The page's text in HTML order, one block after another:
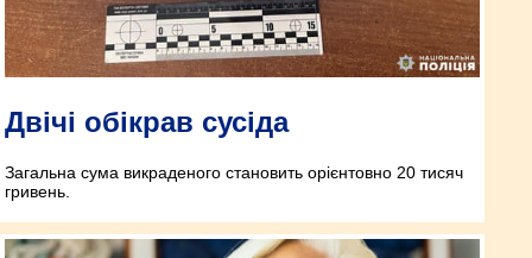
Двічі обікрав сусіда
Загальна сума викраденого становить орієнтовно 20 тисяч
гривень.